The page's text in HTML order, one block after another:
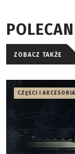
ZOBACZ TAKŻE
CZĘŚCI I AKCESORIA